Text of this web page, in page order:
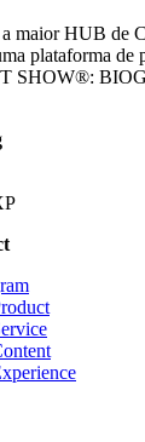
maior HUB de
plataforma de
SHOW®: